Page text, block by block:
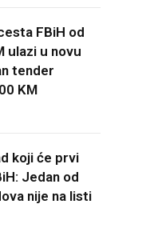
FBiH od
ulazi u novu
tender
KM
koji će prvi
Jedan od
nije na listi